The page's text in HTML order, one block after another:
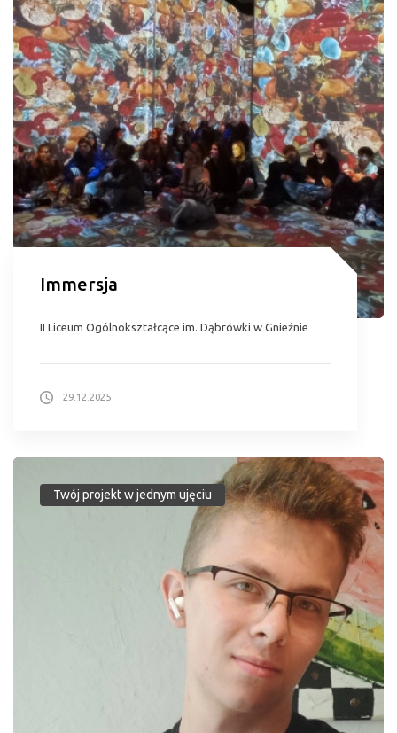
Immersja
II Liceum Ogólnokształcące im. Dąbrówki w Gnieźnie
29.12.2025
Twój projekt w jednym ujęciu